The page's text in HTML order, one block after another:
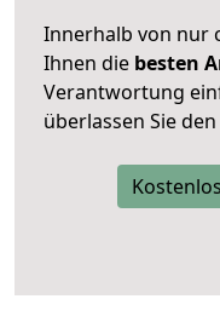
Innerhalb von nur
Ihnen die besten
Verantwortung
überlassen Sie